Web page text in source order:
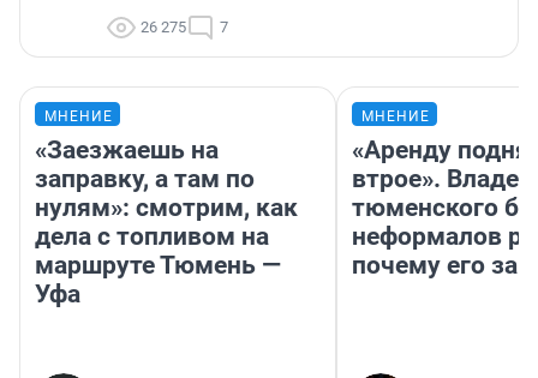
26 275 7
МНЕНИЕ
«Заезжаешь на
заправку, а там по
нулям»: смотрим, как
дела с топливом на
маршруте Тюмень —
Уфа
МНЕНИЕ
«Аренду
втрое».
тюменского
неформалов
почему его